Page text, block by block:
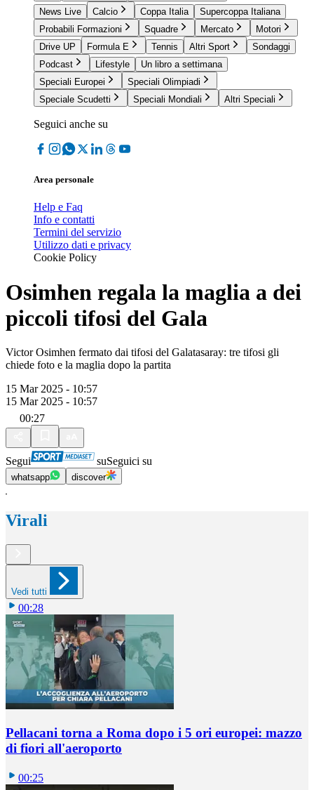
News Live
Calcio Coppa Italia
Supercoppa Italiana
Probabili Formazioni
Squadre Mercato
Motori
Drive UP
Formula E Tennis Altri Sport
Sondaggi
Podcast
Lifestyle
Un libro a settimana
Speciali Europei
Speciali Olimpiadi
Speciale Scudetti
Speciali Mondiali Altri Speciali
Seguici anche su
Area personale
Help e Faq
Info e contatti
Termini del servizio
Utilizzo dati e privacy
Cookie Policy
Osimhen regala la maglia a dei
piccoli tifosi del Gala
Victor Osimhen fermato dai tifosi del Galatasaray: tre tifosi gli
chiede foto e la maglia dopo la partita
15 Mar 2025 - 10:57
15 Mar 2025 - 10:57
00:27
Segui suSeguici su
whatsapp discover
Virali
Vedi tutti
00:28
Pellacani torna a Roma dopo i 5 ori europei: mazzo
di fiori all'aeroporto
00:25